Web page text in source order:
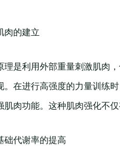
肉的建立
理是利用外部重量刺激肌肉
。在进行高强度的力量训练
肉功能。这种肌肉强化不
础代谢率的提高